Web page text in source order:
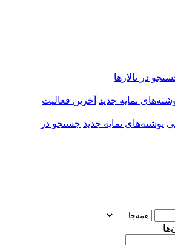
در تالارها
نمایه جدید آخرین فعالیت
نوشته‌های نمایه جدید جستجو در